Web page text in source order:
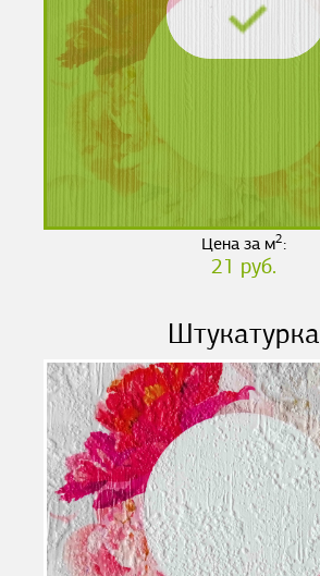
Цена за м2:
21 руб.
Штукатурка